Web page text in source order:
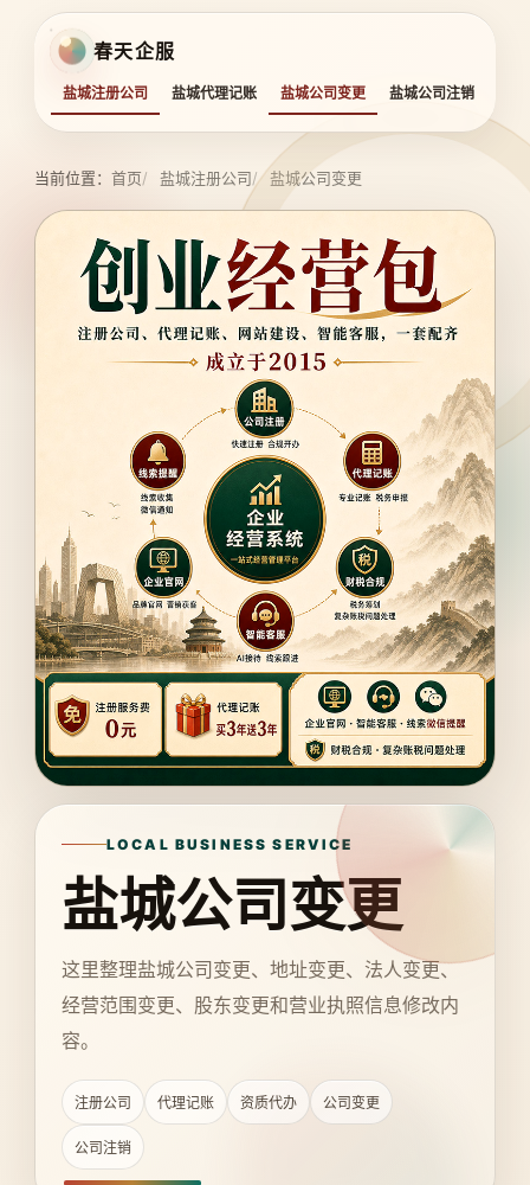
春天企服
盐城注册公司 盐城代理记账 盐城公司变更 盐城公司注销
当前位置： 首页 盐城注册公司 盐城公司变更
LOCAL BUSINESS SERVICE
盐城公司变更
这里整理盐城公司变更、地址变更、法人变更、
经营范围变更、股东变更和营业执照信息修改内
容。
注册公司 代理记账 资质代办 公司变更
公司注销